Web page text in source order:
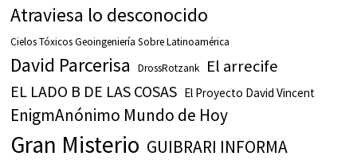
Atraviesa lo desconocido
Cielos Tóxicos Geoingeniería Sobre Latinoamérica
David Parcerisa DrossRotzank El arrecife
EL LADO B DE LAS COSAS El Proyecto David Vincent
EnigmAnónimo Mundo de Hoy
Gran Misterio GUIBRARI INFORMA